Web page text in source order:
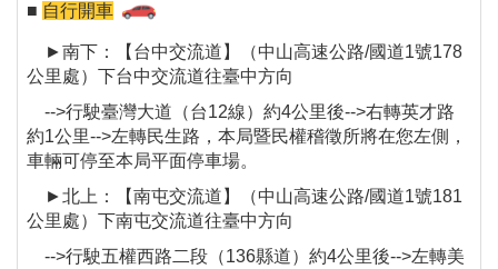
■ 自行開車
►南下：【台中交流道】（中山高速公路/國道1號178
公里處）下台中交流道往臺中方向
-->行駛臺灣大道（台12線）約4公里後-->右轉英才路
約1公里-->左轉民生路，本局暨民權稽徵所將在您左側，
車輛可停至本局平面停車場。
►北上：【南屯交流道】（中山高速公路/國道1號181
公里處）下南屯交流道往臺中方向
-->行駛五權西路二段（136縣道）約4公里後-->左轉美